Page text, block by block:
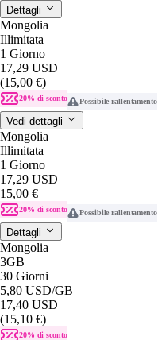
Dettagli
Mongolia
Illimitata
1 Giorno
17,29 USD
(15,00 €)
20% di sconto Possibile rallentamento
Vedi dettagli
Mongolia
Illimitata
1 Giorno
17,29 USD
15,00 €
20% di sconto Possibile rallentamento
Dettagli
Mongolia
3GB
30 Giorni
5,80 USD/GB
17,40 USD
(15,10 €)
20% di sconto